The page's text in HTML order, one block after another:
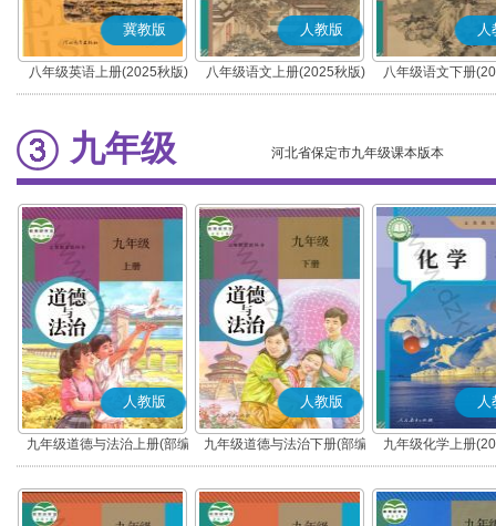
冀教版
八年级英语上册(2025秋版)
人教版
八年级语文上册(2025秋版)
(部编版)
人
八年级语文下册
(部编版)
九年级 河北省保定市九年级课本版本
人教版
九年级道德与法治上册(部编
版)
人教版
九年级道德与法治下册(部编
版)
人
九年级化学上册